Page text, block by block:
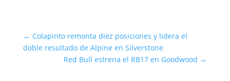
← Colapinto remonta diez posiciones y lidera el
doble resultado de Alpine en Silverstone
Red Bull estrena el RB17 en Goodwood →